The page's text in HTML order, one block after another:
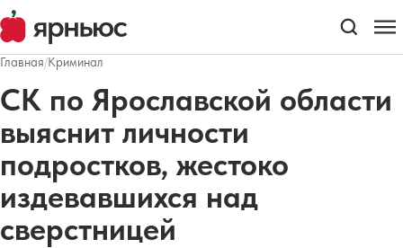
Главная/Криминал
СК по Ярославской области
выяснит личности
подростков, жестоко
издевавшихся над
сверстницей